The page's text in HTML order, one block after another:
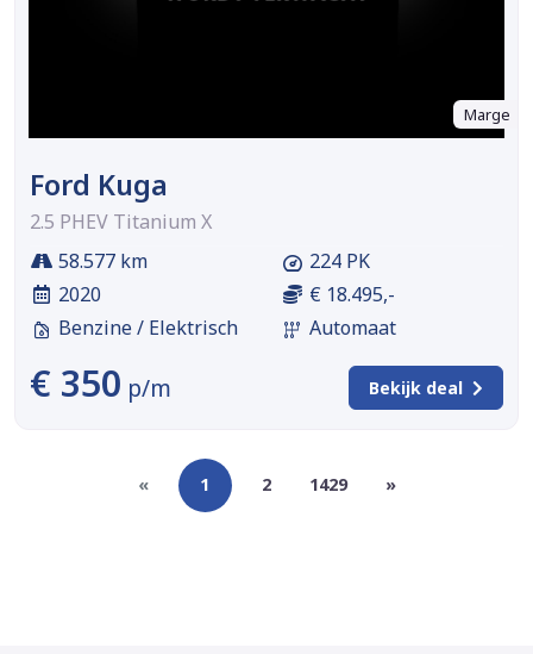
Marge
Ford Kuga
2.5 PHEV Titanium X
58.577 km
2020
Benzine / Elektrisch
224 PK
€ 18.495,-
Automaat
€ 350 p/m Bekijk deal
« 1 2 1429 »